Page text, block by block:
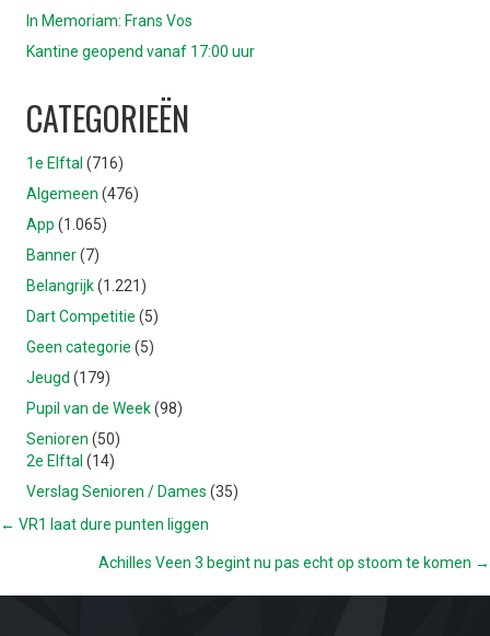
In Memoriam: Frans Vos
Kantine geopend vanaf 17:00 uur
CATEGORIEËN
1e Elftal (716)
Algemeen (476)
App (1.065)
Banner(7)
Belangrijk(1.221)
Dart Competitie (5)
Geen categorie (5)
Jeugd (179)
Pupil van de Week(98)
Senioren (50)
2e Elftal (14)
Verslag Senioren / Dames (35)
POSTS
NAVIGATION
← VR1 laat dure punten liggen
Achilles Veen 3 begint nu pas echt op stoom te komen →